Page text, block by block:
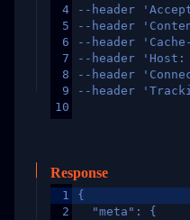
4
5
6
7
8
9
10
--header
--header
--header
--header 'Host:
--header
--header
Response
1
2
{
  "meta": {